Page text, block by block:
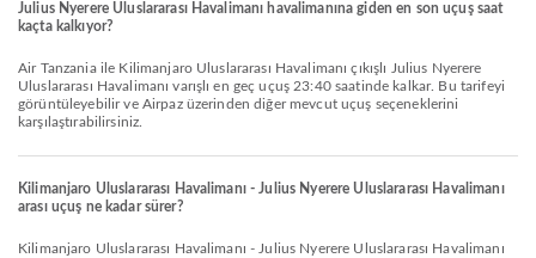
Julius Nyerere Uluslararası Havalimanı havalimanına giden en son uçuş saat
kaçta kalkıyor?
Air Tanzania ile Kilimanjaro Uluslararası Havalimanı çıkışlı Julius Nyerere
Uluslararası Havalimanı varışlı en geç uçuş 23:40 saatinde kalkar. Bu tarifeyi
görüntüleyebilir ve Airpaz üzerinden diğer mevcut uçuş seçeneklerini
karşılaştırabilirsiniz.
Kilimanjaro Uluslararası Havalimanı - Julius Nyerere Uluslararası Havalimanı
arası uçuş ne kadar sürer?
Kilimanjaro Uluslararası Havalimanı - Julius Nyerere Uluslararası Havalimanı